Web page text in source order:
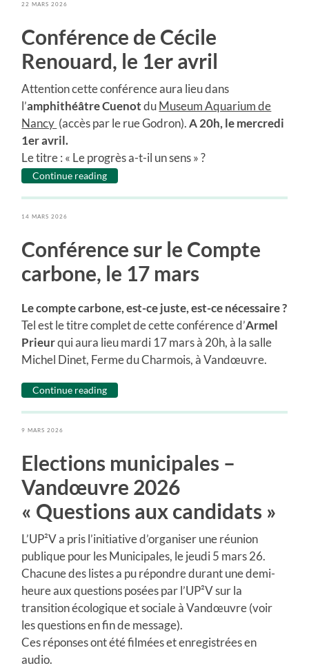
22 MARS 2026
Conférence de Cécile
Renouard, le 1er avril
Attention cette conférence aura lieu dans
l’amphithéâtre CuenotduMuseum Aquarium de
Nancy (accès par le rue Godron).A 20h, le mercredi
1er avril.
Le titre : « Le progrès a-t-il un sens » ?
Continue reading
14 MARS 2026
Conférence sur le Compte
carbone, le 17 mars
Le compte carbone, est-ce juste, est-ce nécessaire ?
Tel est le titre complet de cette conférence d’Armel
Prieurqui aura lieu mardi 17 mars à 20h, à la salle
Michel Dinet, Ferme du Charmois, à Vandœuvre.
Continue reading
9 MARS 2026
Elections municipales –
Vandœuvre 2026
« Questions aux candidats »
L’UP²V a pris l’initiative d’organiser une réunion
publique pour les Municipales, le jeudi 5 mars 26.
Chacune des listes a pu répondre durant une demi-
heure aux questions posées par l’UP²V sur la
transition écologique et sociale à Vandœuvre (voir
les questions en fin de message).
Ces réponses ont été filmées et enregistrées en
audio.